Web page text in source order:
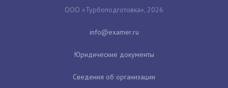
ООО «Турбоподготовка», 2026
Юридические документы
Сведения об организации